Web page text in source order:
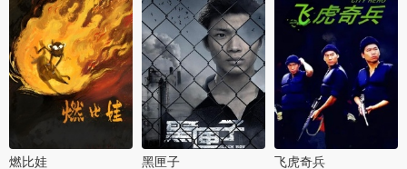
燃比娃 黑匣子 飞虎奇兵